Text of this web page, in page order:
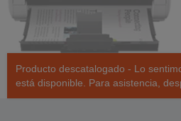
Producto descatalogado - Lo
está disponible. Para asistencia,